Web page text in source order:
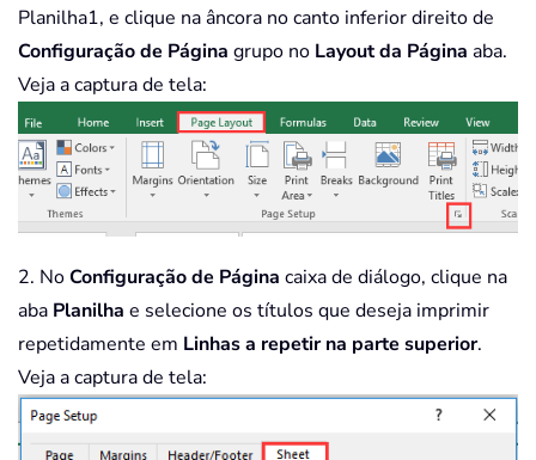
Planilha1, e clique na âncora no canto inferior direito de
Configuração de Página grupo no Layout da Página aba.
Veja a captura de tela:
2. NoConfiguração de Página caixa de diálogo, clique na
aba Planilha e selecione os títulos que deseja imprimir
repetidamente em Linhas a repetir na parte superior.
Veja a captura de tela: